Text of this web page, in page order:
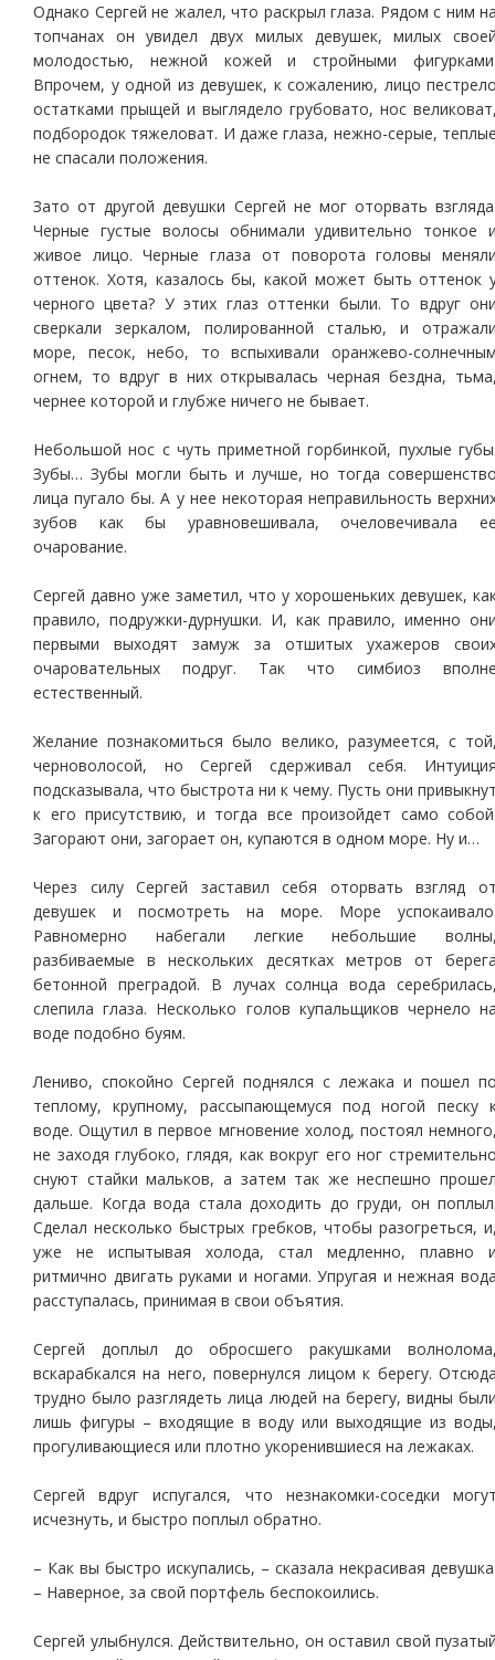
Однако Сергей не жалел, что раскрыл глаза. Рядом с ним
топчанах он увидел двух милых девушек, милых
молодостью, нежной кожей и стройными
Впрочем, у одной из девушек, к сожалению, лицо
остатками прыщей и выглядело грубовато, нос
подбородок тяжеловат. И даже глаза, нежно-серые,
не спасали положения.
Зато от другой девушки Сергей не мог оторвать
Черные густые волосы обнимали удивительно тонкое
живое лицо. Черные глаза от поворота головы
оттенок. Хотя, казалось бы, какой может быть оттенок
черного цвета? У этих глаз оттенки были. То вдруг
сверкали зеркалом, полированной сталью, и
море, песок, небо, то вспыхивали оранжево-
огнем, то вдруг в них открывалась черная бездна,
чернее которой и глубже ничего не бывает.
Небольшой нос с чуть приметной горбинкой, пухлые
Зубы… Зубы могли быть и лучше, но тогда
лица пугало бы. А у нее некоторая неправильность
зубов как бы уравновешивала, очеловечивала
очарование.
Сергей давно уже заметил, что у хорошеньких девушек,
правило, подружки-дурнушки. И, как правило, именно
первыми выходят замуж за отшитых ухажеров
очаровательных подруг. Так что симбиоз
естественный.
Желание познакомиться было велико, разумеется, с
черноволосой, но Сергей сдерживал себя.
подсказывала, что быстрота ни к чему. Пусть они
к его присутствию, и тогда все произойдет само
Загорают они, загорает он, купаются в одном море. Ну и…
Через силу Сергей заставил себя оторвать взгляд
девушек и посмотреть на море. Море
Равномерно набегали легкие небольшие
разбиваемые в нескольких десятках метров от
бетонной преградой. В лучах солнца вода
слепила глаза. Несколько голов купальщиков чернело
воде подобно буям.
Лениво, спокойно Сергей поднялся с лежака и пошел
теплому, крупному, рассыпающемуся под ногой песку
воде. Ощутил в первое мгновение холод, постоял
не заходя глубоко, глядя, как вокруг его ног
снуют стайки мальков, а затем так же неспешно
дальше. Когда вода стала доходить до груди, он
Сделал несколько быстрых гребков, чтобы разогреться,
уже не испытывая холода, стал медленно, плавно
ритмично двигать руками и ногами. Упругая и нежная
расступалась, принимая в свои объятия.
Сергей доплыл до обросшего ракушками
вскарабкался на него, повернулся лицом к берегу.
трудно было разглядеть лица людей на берегу, видны
лишь фигуры – входящие в воду или выходящие из
прогуливающиеся или плотно укоренившиеся на лежаках.
Сергей вдруг испугался, что незнакомки-соседки
исчезнуть, и быстро поплыл обратно.
– Как вы быстро искупались, – сказала некрасивая
– Наверное, за свой портфель беспокоились.
Сергей улыбнулся. Действительно, он оставил свой